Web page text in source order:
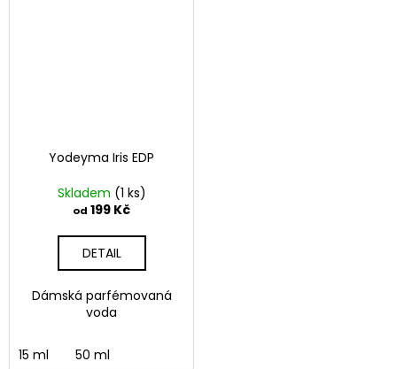
Yodeyma Iris EDP
Skladem (1 ks)
od 199 Kč
DETAIL
Dámská parfémovaná
voda
15 ml 50 ml